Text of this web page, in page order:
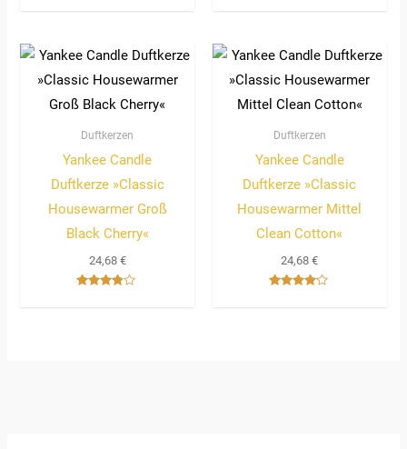
Duftkerzen
Yankee Candle
Duftkerze »Classic
Housewarmer Groß
Black Cherry«
24,68 €
Duftkerzen
Yankee Candle
Duftkerze »Classic
Housewarmer Mittel
Clean Cotton«
24,68€